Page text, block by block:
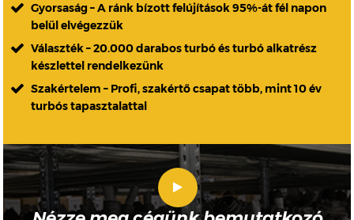
Gyorsaság – A ránk bízott felújítások 95%-át fél napon
belül elvégezzük
Választék – 20.000 darabos turbó és turbó alkatrész
készlettel rendelkezünk
Szakértelem – Profi, szakértő csapat több, mint 10 év
turbós tapasztalattal